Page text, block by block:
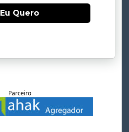
Eu Quero
Parceiro